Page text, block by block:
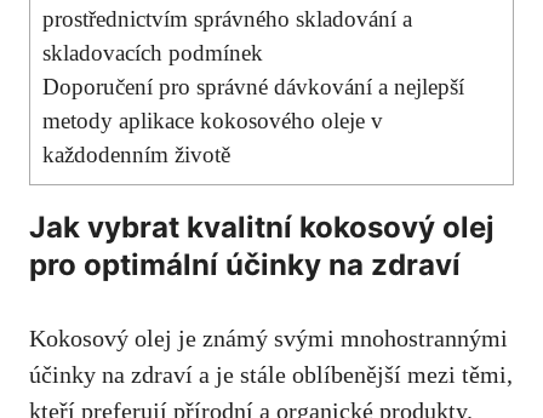
prostřednictvím správného skladování a
skladovacích​ podmínek
Doporučení pro správné dávkování a nejlepší
metody aplikace kokosového oleje v
každodenním životě
Jak vybrat kvalitní ⁣kokosový olej⁣
pro optimální účinky na zdraví
Kokosový olej je známý svými mnohostrannými
účinky na zdraví a je stále oblíbenější mezi‌ těmi,
kteří ⁢preferují přírodní a ​organické produkty.